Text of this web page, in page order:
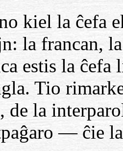
kiel la ĉefa
la francan,
estis la
Tio
de la
— ĉie